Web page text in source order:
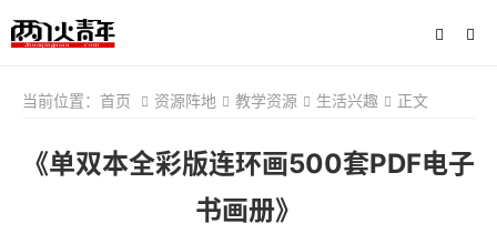
当前位置： 首页 资源阵地 教学资源 生活兴趣 正文
《单双本全彩版连环画500套PDF电子
书画册》